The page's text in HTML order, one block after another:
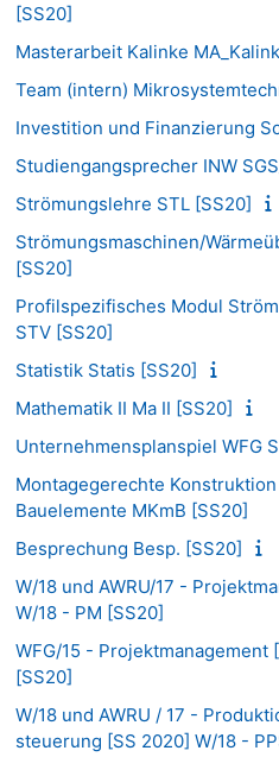
[SS20]
Masterarbeit Kalinke
Team (intern)
Investition und Finanzierung
Studiengangsprecher INW
Strömungslehre STL [SS20]
Strömungsmaschinen/
[SS20]
Profilspezifisches Modul
STV [SS20]
Statistik Statis [SS20]
Mathematik II Ma II [SS20]
Unternehmensplanspiel WFG
Montagegerechte
Bauelemente MKmB [SS20]
Besprechung Besp. [SS20]
W/18 und AWRU/17 -
W/18 - PM [SS20]
WFG/15 - Projektmanagement
[SS20]
W/18 und AWRU / 17 -
steuerung [SS 2020] W/18 -